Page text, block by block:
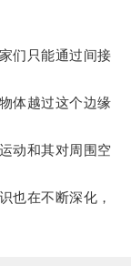
们只能通过间接
体越过这个边缘
动和其对周围空
在不断深化，